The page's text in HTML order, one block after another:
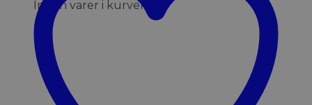
Ingen varer i kurven.